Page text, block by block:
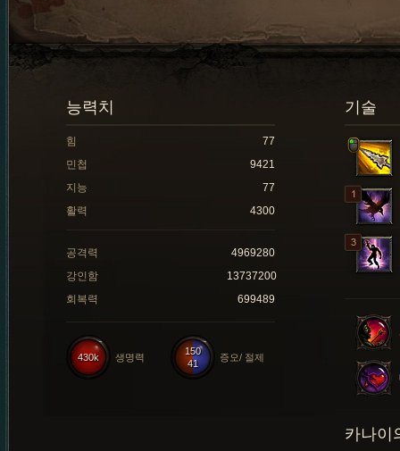
기술
능력치
힘
77
민첩
9421
지능
77
활력
4300
공격력
4969280
강인함
13737200
회복력
699489
150
41
증오/ 절제
430k 생명력
카나이